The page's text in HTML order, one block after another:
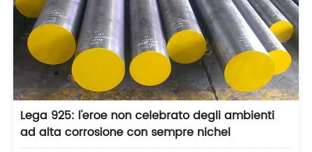
Lega 925: l'eroe non celebrato degli ambienti
ad alta corrosione con sempre nichel